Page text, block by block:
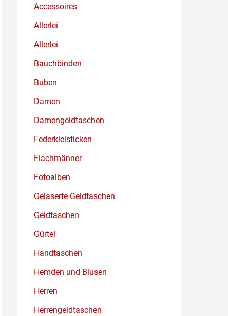
Accessoires
Allerlei
Allerlei
Bauchbinden
Buben
Damen
Damengeldtaschen
Federkielsticken
Flachmänner
Fotoalben
Gelaserte Geldtaschen
Geldtaschen
Gürtel
Handtaschen
Hemden und Blusen
Herren
Herrengeldtaschen